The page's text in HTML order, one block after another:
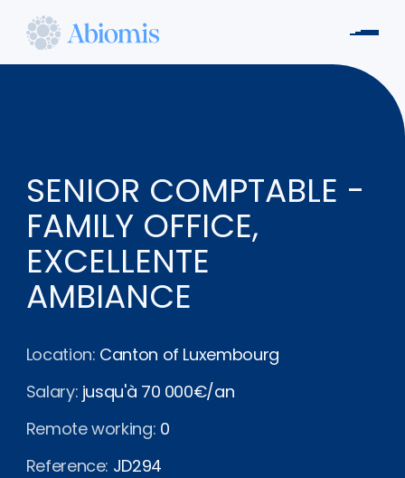
Abiomis
SENIOR COMPTABLE -
FAMILY OFFICE,
EXCELLENTE
AMBIANCE
Location: Canton of Luxembourg
Salary: jusqu'à 70 000€/an
Remote working: 0
Reference: JD294